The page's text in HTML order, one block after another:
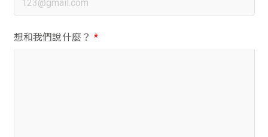
想和我們說什麼？ *